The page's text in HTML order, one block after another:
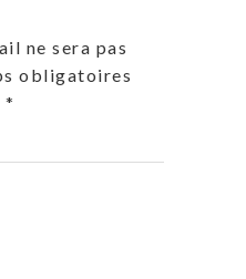
ne sera pas
obligatoires
*